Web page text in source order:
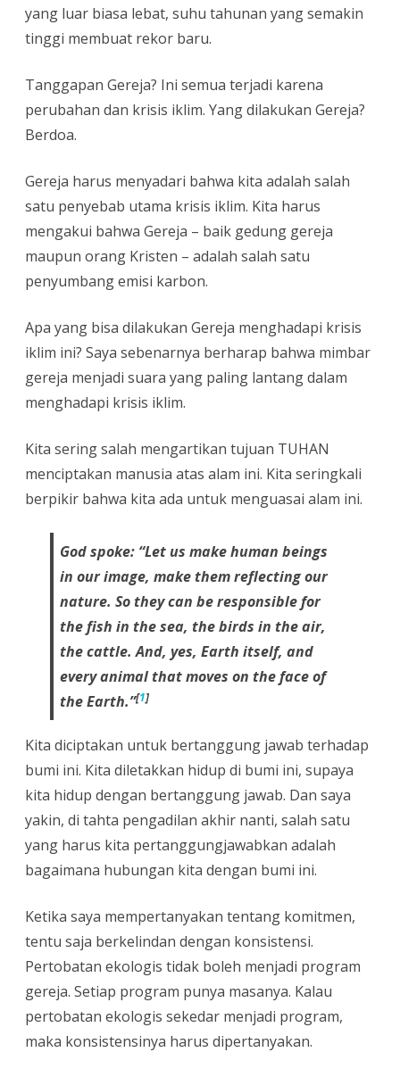
yang luar biasa lebat, suhu tahunan yang semakin
tinggi membuat rekor baru.
Tanggapan Gereja? Ini semua terjadi karena
perubahan dan krisis iklim. Yang dilakukan Gereja?
Berdoa.
Gereja harus menyadari bahwa kita adalah salah
satu penyebab utama krisis iklim. Kita harus
mengakui bahwa Gereja – baik gedung gereja
maupun orang Kristen – adalah salah satu
penyumbang emisi karbon.
Apa yang bisa dilakukan Gereja menghadapi krisis
iklim ini? Saya sebenarnya berharap bahwa mimbar
gereja menjadi suara yang paling lantang dalam
menghadapi krisis iklim.
Kita sering salah mengartikan tujuan TUHAN
menciptakan manusia atas alam ini. Kita seringkali
berpikir bahwa kita ada untuk menguasai alam ini.
God spoke: “Let us make human beings
in our image, make them reflecting our
nature. So they can be responsible for
the fish in the sea, the birds in the air,
the cattle. And, yes, Earth itself, and
every animal that moves on the face of
the Earth.”[1]
Kita diciptakan untuk bertanggung jawab terhadap
bumi ini. Kita diletakkan hidup di bumi ini, supaya
kita hidup dengan bertanggung jawab. Dan saya
yakin, di tahta pengadilan akhir nanti, salah satu
yang harus kita pertanggungjawabkan adalah
bagaimana hubungan kita dengan bumi ini.
Ketika saya mempertanyakan tentang komitmen,
tentu saja berkelindan dengan konsistensi.
Pertobatan ekologis tidak boleh menjadi program
gereja. Setiap program punya masanya. Kalau
pertobatan ekologis sekedar menjadi program,
maka konsistensinya harus dipertanyakan.